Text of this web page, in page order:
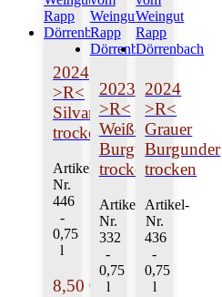
2024
>R<
Silvaner
trocken
Artikel-
Nr.
446
-
0,75
l
8,50 €
2023
>R<
Weißer
Burgunder
trocken
Artikel-
Nr.
332
-
0,75
l
2024
>R<
Grauer
Burgunder
trocken
Artikel-
Nr.
436
-
0,75
l